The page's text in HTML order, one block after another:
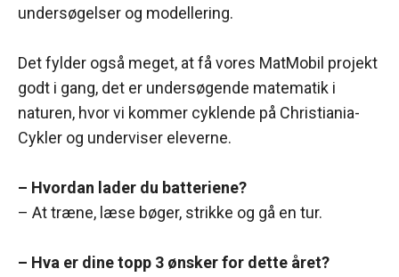
undersøgelser og modellering.
Det fylder også meget, at få vores MatMobil projekt
godt i gang, det er undersøgende matematik i
naturen, hvor vi kommer cyklende på Christiania-
Cykler og underviser eleverne.
– Hvordan lader du batteriene?
– At træne, læse bøger, strikke og gå en tur.
– Hva er dine topp 3 ønsker for dette året?